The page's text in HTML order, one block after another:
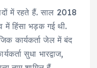
में रहते हैं. साल 2018
में हिंसा भड़क गई थी.
कार्यकर्ता जेल में बंद
सुधा भारद्वाज,